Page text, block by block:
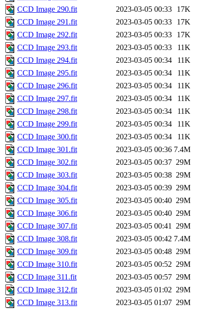
CCD Image 290.fit
2023-03-05 00:33
17K
CCD Image 291.fit
2023-03-05 00:33
17K
CCD Image 292.fit
2023-03-05 00:33
17K
CCD Image 293.fit
2023-03-05 00:33
11K
CCD Image 294.fit
2023-03-05 00:34
11K
CCD Image 295.fit
2023-03-05 00:34
11K
CCD Image 296.fit
2023-03-05 00:34
11K
CCD Image 297.fit
2023-03-05 00:34
11K
CCD Image 298.fit
2023-03-05 00:34
11K
CCD Image 299.fit
2023-03-05 00:34
11K
CCD Image 300.fit
2023-03-05 00:34
11K
CCD Image 301.fit
2023-03-05 00:36 7.4M
CCD Image 302.fit
2023-03-05 00:37 29M
CCD Image 303.fit
2023-03-05 00:38 29M
CCD Image 304.fit
2023-03-05 00:39 29M
CCD Image 305.fit
2023-03-05 00:40 29M
CCD Image 306.fit
2023-03-05 00:40 29M
CCD Image 307.fit
2023-03-05 00:41 29M
CCD Image 308.fit
2023-03-05 00:42 7.4M
CCD Image 309.fit
2023-03-05 00:48 29M
CCD Image 310.fit
2023-03-05 00:52 29M
CCD Image 311.fit
2023-03-05 00:57 29M
CCD Image 312.fit
2023-03-05 01:02 29M
CCD Image 313.fit
2023-03-05 01:07 29M